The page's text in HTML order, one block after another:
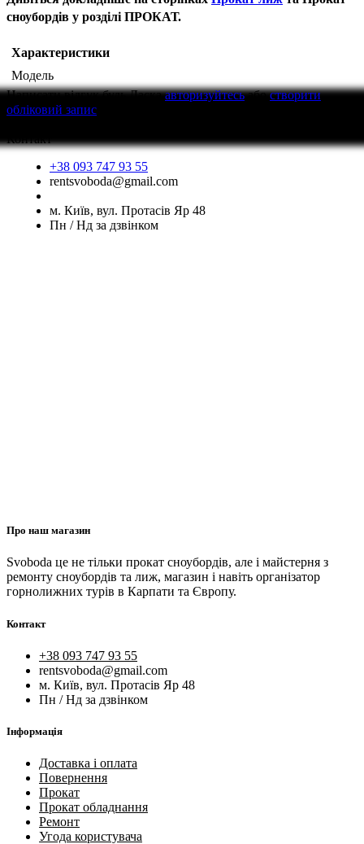
сноубордів у розділі ПРОКАТ.
Характеристики
Модель
Написати відгукбудь Ласкаавторизуйтесьабостворити
обліковий запис
Контакт
+38 093 747 93 55
rentsvoboda@gmail.com
м. Київ, вул. Протасів Яр 48
Пн / Нд за дзвінком
Про наш магазин
Svoboda це не тільки прокат сноубордів, але і майстерня з
ремонту сноубордів та лиж, магазин і навіть організатор
горнолижних турів в Карпати та Європу.
Контакт
+38 093 747 93 55
rentsvoboda@gmail.com
м. Київ, вул. Протасів Яр 48
Пн / Нд за дзвінком
Інформація
Доставка і оплата
Повернення
Прокат
Прокат обладнання
Ремонт
Угода користувача